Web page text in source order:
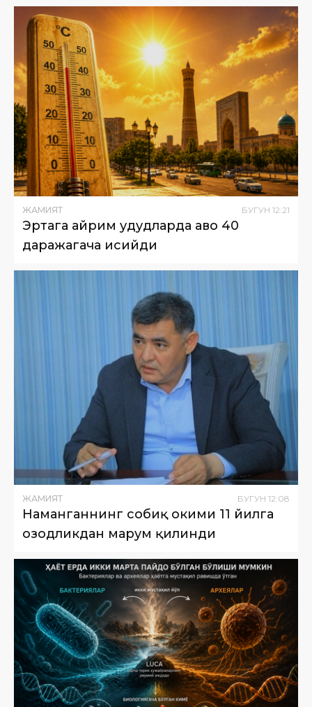
ЖАМИЯТ БУГУН 12:21
Эртага айрим ҳудудларда ҳаво 40
даражагача исийди
ЖАМИЯТ БУГУН 12:08
Наманганнинг собиқ ҳокими 11 йилга
озодликдан маҳрум қилинди